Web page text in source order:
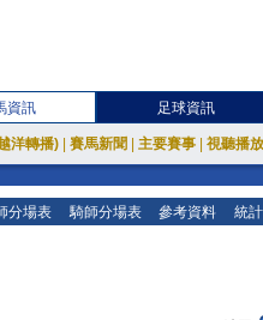
資訊 足球資訊
洋轉播) 賽馬新聞 主要賽事 視聽播
分場表 騎師分場表 參考資料 統